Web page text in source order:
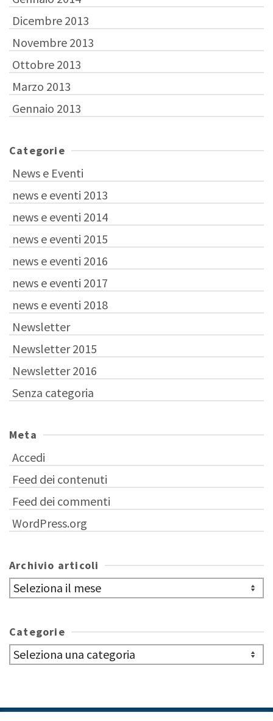
Dicembre 2013
Novembre 2013
Ottobre 2013
Marzo 2013
Gennaio 2013
Categorie
News e Eventi
news e eventi 2013
news e eventi 2014
news e eventi 2015
news e eventi 2016
news e eventi 2017
news e eventi 2018
Newsletter
Newsletter 2015
Newsletter 2016
Senza categoria
Meta
Accedi
Feed dei contenuti
Feed dei commenti
WordPress.org
Archivio articoli
Archivio
articoli
Categorie
Categorie